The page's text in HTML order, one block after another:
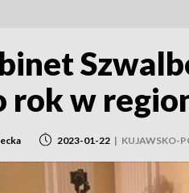
rok w
2023-01-22 | KUJAWSKO-